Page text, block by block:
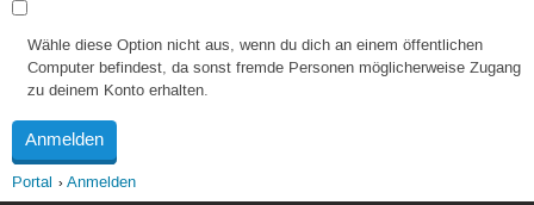
Wähle diese Option nicht aus, wenn du dich an einem öffentlichen
Computer befindest, da sonst fremde Personen möglicherweise Zugang
zu deinem Konto erhalten.
Portal Anmelden